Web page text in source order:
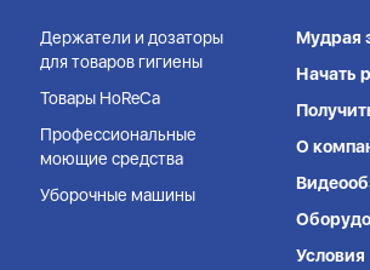
Держатели и дозаторы
для товаров гигиены
Товары HoReCa
Профессиональные
моющие средства
Уборочные машины
Мудрая
Начать
О
Условия